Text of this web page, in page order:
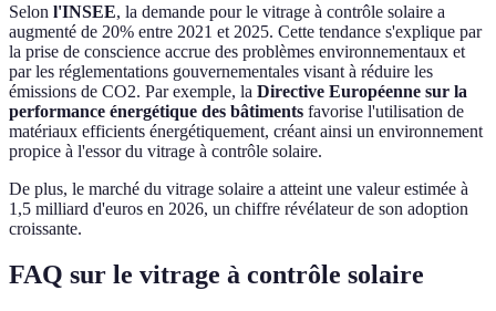
Selon l'INSEE, la demande pour le vitrage à contrôle solaire a
augmenté de 20% entre 2021 et 2025. Cette tendance s'explique par
la prise de conscience accrue des problèmes environnementaux et
par les réglementations gouvernementales visant à réduire les
émissions de CO2. Par exemple, la Directive Européenne sur la
performance énergétique des bâtiments favorise l'utilisation de
matériaux efficients énergétiquement, créant ainsi un environnement
propice à l'essor du vitrage à contrôle solaire.
De plus, le marché du vitrage solaire a atteint une valeur estimée à
1,5 milliard d'euros en 2026, un chiffre révélateur de son adoption
croissante.
FAQ sur le vitrage à contrôle solaire